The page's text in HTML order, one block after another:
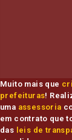
Muito mais que
prefeituras!
uma assessoria
em contrato que
das leis de